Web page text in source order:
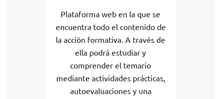
Plataforma web en la que se
encuentra todo el contenido de
la acción formativa. A través de
ella podrá estudiar y
comprender el temario
mediante actividades prácticas,
autoevaluaciones y una